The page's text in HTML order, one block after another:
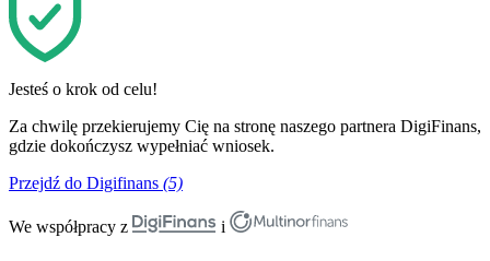
Jesteś o krok od celu!
Za chwilę przekierujemy Cię na stronę naszego partnera DigiFinans,
gdzie dokończysz wypełniać wniosek.
Przejdź do Digifinans (5)
We współpracy z i